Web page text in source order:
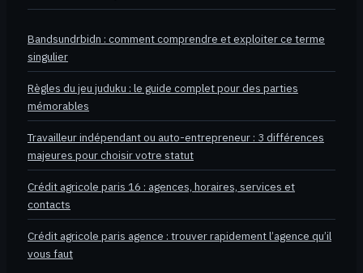
Bandsundrbidn : comment comprendre et exploiter ce terme
singulier
Règles du jeu juduku : le guide complet pour des parties
mémorables
Travailleur indépendant ou auto-entrepreneur : 3 différences
majeures pour choisir votre statut
Crédit agricole paris 16 : agences, horaires, services et
contacts
Crédit agricole paris agence : trouver rapidement l’agence qu’il
vous faut